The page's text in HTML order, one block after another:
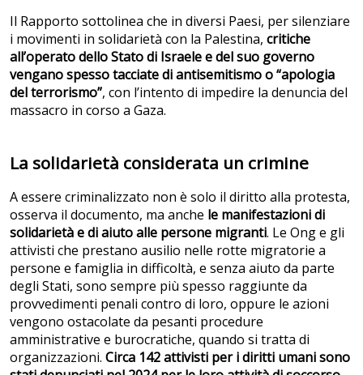
Il Rapporto sottolinea che in diversi Paesi, per silenziare
i movimenti in solidarietà con la Palestina, critiche
all’operato dello Stato di Israele e del suo governo
vengano spesso tacciate di antisemitismo o “apologia
del terrorismo”, con l’intento di impedire la denuncia del
massacro in corso a Gaza.
La solidarietà considerata un crimine
A essere criminalizzato non è solo il diritto alla protesta,
osserva il documento, ma anche le manifestazioni di
solidarietà e di aiuto alle persone migranti. Le Ong e gli
attivisti che prestano ausilio nelle rotte migratorie a
persone e famiglia in difficoltà, e senza aiuto da parte
degli Stati, sono sempre più spesso raggiunte da
provvedimenti penali contro di loro, oppure le azioni
vengono ostacolate da pesanti procedure
amministrative e burocratiche, quando si tratta di
organizzazioni. Circa 142 attivisti per i diritti umani sono